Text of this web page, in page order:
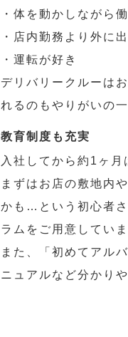
・体を動かしながら
・店内勤務より外に
・運転が好き
デリバリークルーは
れるのもやりがいの一
教育制度も充実
入社してから約1ヶ
まずはお店の敷地内
かも…という初心者
ラムをご用意してい
また、「初めてアル
ニュアルなど分かり